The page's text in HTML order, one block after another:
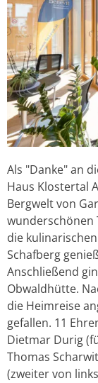
Als "Danke" an
Haus Klostertal
Bergwelt von
wunderschönen
die
Schafberg
Anschließend
Obwaldhütte.
die Heimreise
gefallen. 11
Dietmar Durig
Thomas
(zweiter von